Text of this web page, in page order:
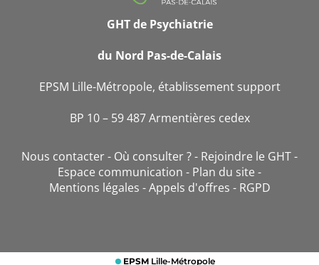
EPSM Lille-Métropole
GHT de Psychiatrie
du Nord Pas-de-Calais
EPSM Lille-Métropole, établissement support
BP 10 – 59 487 Armentières cedex
Nous contacter Où consulter ?
Rejoindre le GHT
Espace communication
Plan du site
Mentions légales
Appels d'offres RGPD